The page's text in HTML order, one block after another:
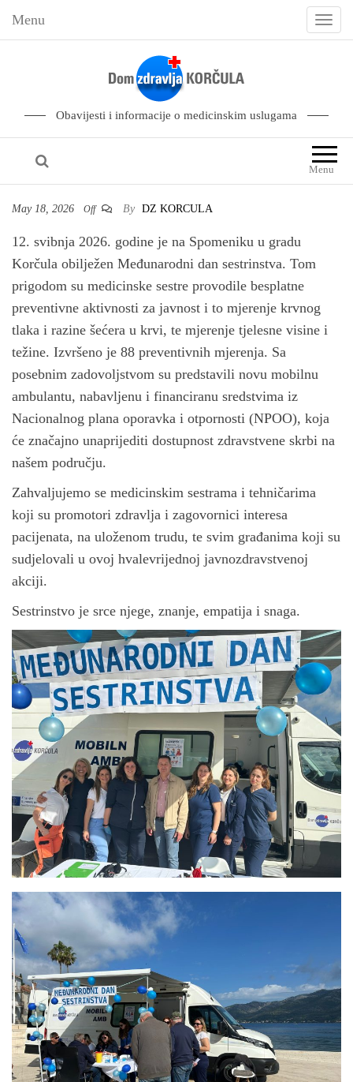
Menu
T
l
e
n
o
Obavijesti i informacije o medicinskim uslugama
Menu
May 18, 2026 Off By DZ KORCULA
12. svibnja 2026. godine je na Spomeniku u gradu
Korčula obilježen Međunarodni dan sestrinstva. Tom
prigodom su medicinske sestre provodile besplatne
preventivne aktivnosti za javnost i to mjerenje krvnog
tlaka i razine šećera u krvi, te mjerenje tjelesne visine i
težine. Izvršeno je 88 preventivnih mjerenja. Sa
posebnim zadovoljstvom su predstavili novu mobilnu
ambulantu, nabavljenu i financiranu sredstvima iz
Nacionalnog plana oporavka i otpornosti (NPOO), koja
će značajno unaprijediti dostupnost zdravstvene skrbi na
našem području.
Zahvaljujemo se medicinskim sestrama i tehničarima
koji su promotori zdravlja i zagovornici interesa
pacijenata, na uloženom trudu, te svim građanima koji su
sudjelovali u ovoj hvalevrijednoj javnozdravstvenoj
akciji.
Sestrinstvo je srce njege, znanje, empatija i snaga.